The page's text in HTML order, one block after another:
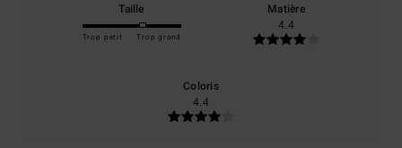
Taille
Trop petit Trop grand
Matière
4.4
Coloris
4.4